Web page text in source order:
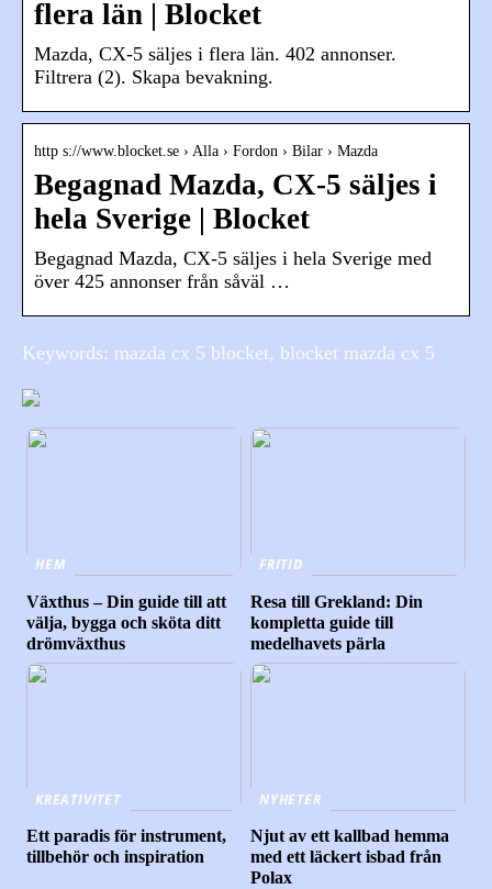
flera län | Blocket
Mazda, CX-5 säljes i flera län. 402 annonser.
Filtrera (2). Skapa bevakning.
http s://www.blocket.se › Alla › Fordon › Bilar › Mazda
Begagnad Mazda, CX-5 säljes i
hela Sverige | Blocket
Begagnad Mazda, CX-5 säljes i hela Sverige med
över 425 annonser från såväl …
Keywords: mazda cx 5 blocket, blocket mazda cx 5
HEM
Växthus – Din guide till att
välja, bygga och sköta ditt
drömväxthus
FRITID
Resa till Grekland: Din
kompletta guide till
medelhavets pärla
KREATIVITET
Ett paradis för instrument,
tillbehör och inspiration
NYHETER
Njut av ett kallbad hemma
med ett läckert isbad från
Polax